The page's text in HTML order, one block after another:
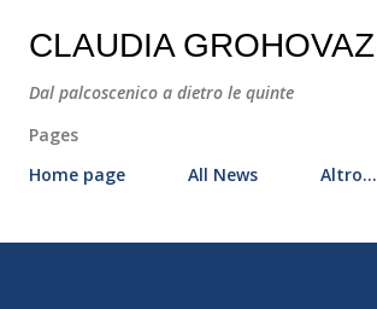
Passa ai contenuti principali
CLAUDIA GROHOVAZ
Dal palcoscenico a dietro le quinte
Pages
Home page
All News Altro…